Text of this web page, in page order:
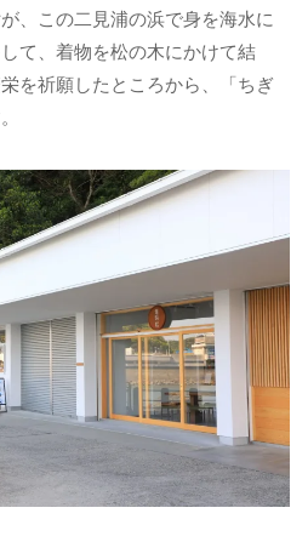
、この二見浦の浜で身を海水に
て、着物を松の木にかけて結
を祈願したところから、「ちぎ